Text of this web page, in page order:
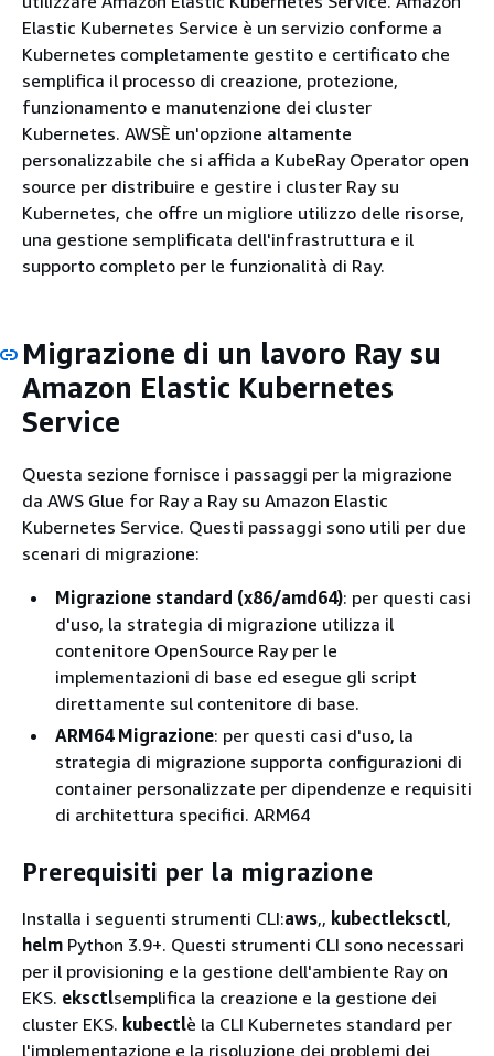
Elastic Kubernetes Service è un servizio conforme a
Kubernetes completamente gestito e certificato che
semplifica il processo di creazione, protezione,
funzionamento e manutenzione dei cluster
Kubernetes. AWSÈ un'opzione altamente
personalizzabile che si affida a KubeRay Operator open
source per distribuire e gestire i cluster Ray su
Kubernetes, che offre un migliore utilizzo delle risorse,
una gestione semplificata dell'infrastruttura e il
supporto completo per le funzionalità di Ray.
Migrazione di un lavoro Ray su
Amazon Elastic Kubernetes
Service
Questa sezione fornisce i passaggi per la migrazione
da AWS Glue for Ray a Ray su Amazon Elastic
Kubernetes Service. Questi passaggi sono utili per due
scenari di migrazione:
Migrazione standard (x86/amd64): per questi casi
d'uso, la strategia di migrazione utilizza il
contenitore OpenSource Ray per le
implementazioni di base ed esegue gli script
direttamente sul contenitore di base.
ARM64 Migrazione: per questi casi d'uso, la
strategia di migrazione supporta configurazioni di
container personalizzate per dipendenze e requisiti
di architettura specifici. ARM64
Prerequisiti per la migrazione
Installa i seguenti strumenti CLI:aws,, kubectleksctl,
helm Python 3.9+. Questi strumenti CLI sono necessari
per il provisioning e la gestione dell'ambiente Ray on
EKS. eksctlsemplifica la creazione e la gestione dei
cluster EKS. kubectlè la CLI Kubernetes standard per
l'implementazione e la risoluzione dei problemi dei